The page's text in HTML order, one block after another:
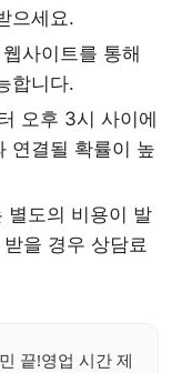
으세요.
사이트를 통해
합니다.
오후 3시 사이에
연결될 확률이 높
별도의 비용이 발
을 경우 상담료
끝!영업 시간 제